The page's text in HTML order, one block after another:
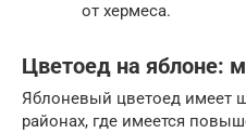
от хермеса.
Цветоед на яблоне:
Яблоневый цветоед имеет
районах, где имеется